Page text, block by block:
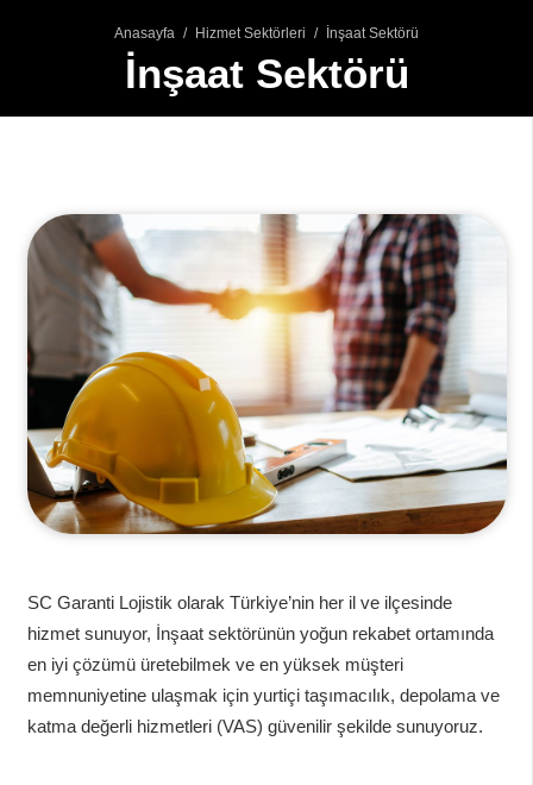
Anasayfa / Hizmet Sektörleri / İnşaat Sektörü
İnşaat Sektörü
SC Garanti Lojistik olarak Türkiye’nin her il ve ilçesinde
hizmet sunuyor, İnşaat sektörünün yoğun rekabet ortamında
en iyi çözümü üretebilmek ve en yüksek müşteri
memnuniyetine ulaşmak için yurtiçi taşımacılık, depolama ve
katma değerli hizmetleri (VAS) güvenilir şekilde sunuyoruz.